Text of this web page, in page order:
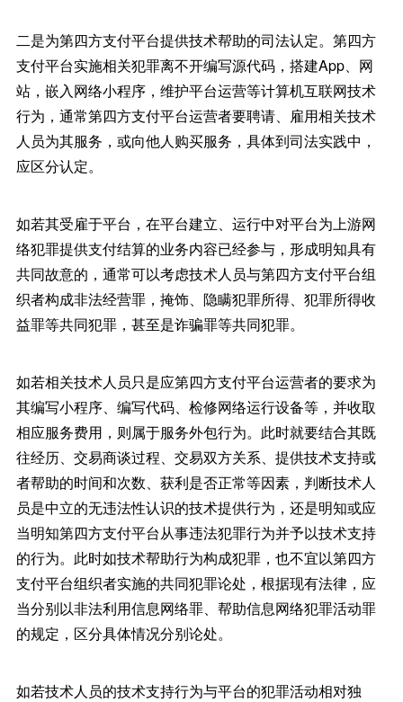
二是为第四方支付平台提供技术帮助的司法认定。第四方
支付平台实施相关犯罪离不开编写源代码，搭建App、网
站，嵌入网络小程序，维护平台运营等计算机互联网技术
行为，通常第四方支付平台运营者要聘请、雇用相关技术
人员为其服务，或向他人购买服务，具体到司法实践中，
应区分认定。
如若其受雇于平台，在平台建立、运行中对平台为上游网
络犯罪提供支付结算的业务内容已经参与，形成明知具有
共同故意的，通常可以考虑技术人员与第四方支付平台组
织者构成非法经营罪，掩饰、隐瞒犯罪所得、犯罪所得收
益罪等共同犯罪，甚至是诈骗罪等共同犯罪。
如若相关技术人员只是应第四方支付平台运营者的要求为
其编写小程序、编写代码、检修网络运行设备等，并收取
相应服务费用，则属于服务外包行为。此时就要结合其既
往经历、交易商谈过程、交易双方关系、提供技术支持或
者帮助的时间和次数、获利是否正常等因素，判断技术人
员是中立的无违法性认识的技术提供行为，还是明知或应
当明知第四方支付平台从事违法犯罪行为并予以技术支持
的行为。此时如技术帮助行为构成犯罪，也不宜以第四方
支付平台组织者实施的共同犯罪论处，根据现有法律，应
当分别以非法利用信息网络罪、帮助信息网络犯罪活动罪
的规定，区分具体情况分别论处。
如若技术人员的技术支持行为与平台的犯罪活动相对独